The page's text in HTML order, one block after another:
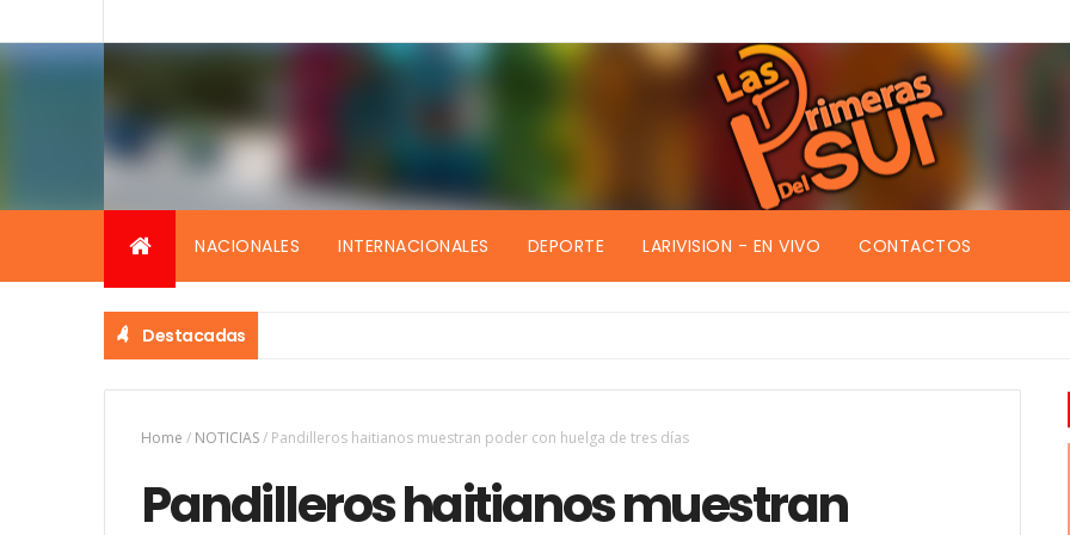
NACIONALES INTERNACIONALES DEPORTE LARIVISION - EN VIVO CONTACTOS
Destacadas
Home / NOTICIAS/ Pandilleros haitianos muestran poder con huelga de tres días
Pandilleros haitianos muestran